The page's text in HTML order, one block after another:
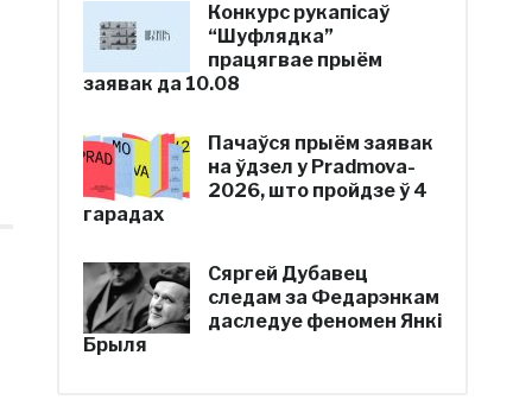
Конкурс рукапісаў
“Шуфлядка”
працягвае прыём
заявак да 10.08
Пачаўся прыём заявак
на ўдзел у Pradmova-
2026, што пройдзе ў 4
гарадах
Сяргей Дубавец
следам за Федарэнкам
даследуе феномен Янкі
Брыля